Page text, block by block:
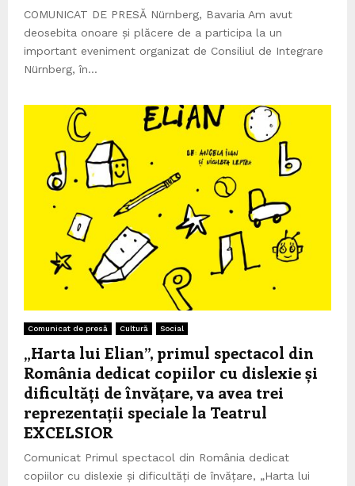
COMUNICAT DE PRESĂ Nürnberg, Bavaria Am avut
deosebita onoare și plăcere de a participa la un
important eveniment organizat de Consiliul de Integrare
Nürnberg, în...
Comunicat de presă Cultură Social
„Harta lui Elian”, primul spectacol din
România dedicat copiilor cu dislexie și
dificultăți de învățare, va avea trei
reprezentații speciale la Teatrul
EXCELSIOR
Comunicat Primul spectacol din România dedicat
copiilor cu dislexie și dificultăți de învățare, „Harta lui